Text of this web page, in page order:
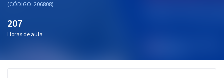
Conteúdo gratuito
(CÓDIGO: 206808)
207
Horas de aula